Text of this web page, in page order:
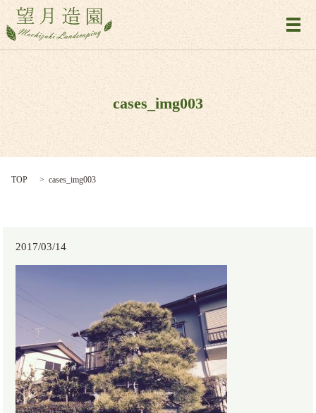
メ
cases_img003
TOP cases_img003
2017/03/14